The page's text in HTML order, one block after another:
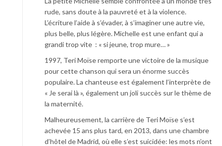
rude, sans doute à la pauvreté et à la violence.
L’écriture l’aide à s’évader, à s’imaginer une autre vie,
plus belle, plus légère. Michelle est une enfant qui a
grandi trop vite : « si jeune, trop mure… »
1997, Teri Moïse remporte une victoire de la musique
pour cette chanson qui sera un énorme succès
populaire. La chanteuse est également l’interprète de
« Je serai là », également un joli succès sur le thème de
la maternité.
Malheureusement, la carrière de Teri Moïse s’est
achevée 15 ans plus tard, en 2013, dans une chambre
d’hôtel de Madrid, où elle s’est suicidée: les mots n’ont